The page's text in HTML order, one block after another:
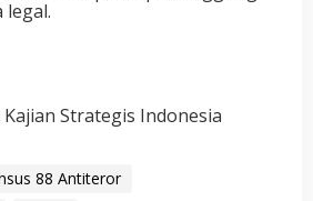
legal.
Strategis Indonesia
88 Antiteror